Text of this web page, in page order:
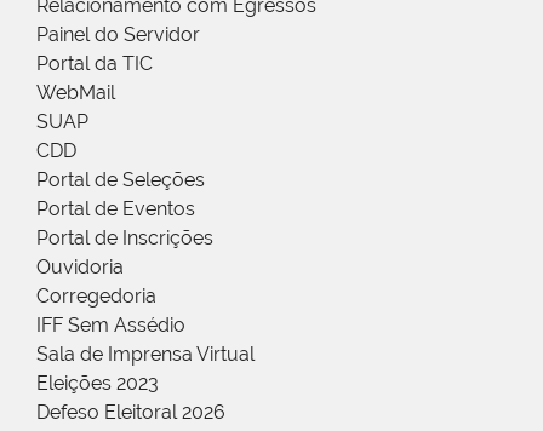
Relacionamento com Egressos
Painel do Servidor
Portal da TIC
WebMail
SUAP
CDD
Portal de Seleções
Portal de Eventos
Portal de Inscrições
Ouvidoria
Corregedoria
IFF Sem Assédio
Sala de Imprensa Virtual
Eleições 2023
Defeso Eleitoral 2026